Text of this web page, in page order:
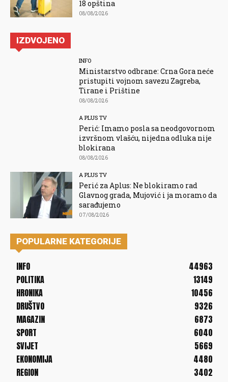
18 opština
08/08/2026
IZDVOJENO
INFO
Ministarstvo odbrane: Crna Gora neće
pristupiti vojnom savezu Zagreba,
Tirane i Prištine
08/08/2026
A PLUS TV
Perić: Imamo posla sa neodgovornom
izvršnom vlašću, nijedna odluka nije
blokirana
08/08/2026
A PLUS TV
Perić za Aplus: Ne blokiramo rad
Glavnog grada, Mujović i ja moramo da
sarađujemo
07/08/2026
POPULARNE KATEGORIJE
INFO
44963
POLITIKA
13149
HRONIKA
10456
DRUŠTVO
9326
MAGAZIN
6873
SPORT
6040
SVIJET
5669
EKONOMIJA
4480
REGION
3402